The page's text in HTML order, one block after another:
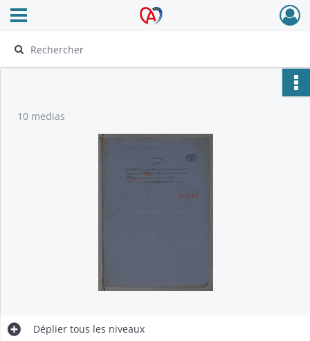
Archives Alsace - Colmar
Ouvrir le menu déroulant
10 medias
Déplier tous les niveaux